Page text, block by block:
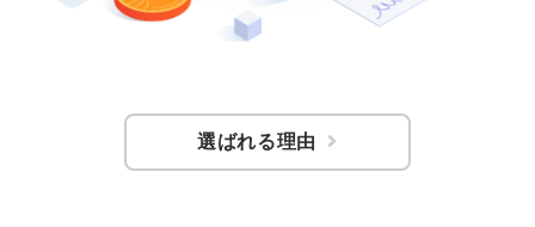
選ばれる理由